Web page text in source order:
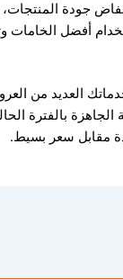
جودة
أفضل الخامات
العديد من
الجاهزة بالفترة
مقابل سعر بسيط.